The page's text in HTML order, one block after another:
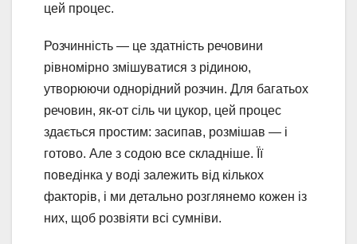
цей процес.
Розчинність — це здатність речовини
рівномірно змішуватися з рідиною,
утворюючи однорідний розчин. Для багатьох
речовин, як-от сіль чи цукор, цей процес
здається простим: засипав, розмішав — і
готово. Але з содою все складніше. Її
поведінка у воді залежить від кількох
факторів, і ми детально розглянемо кожен із
них, щоб розвіяти всі сумніви.